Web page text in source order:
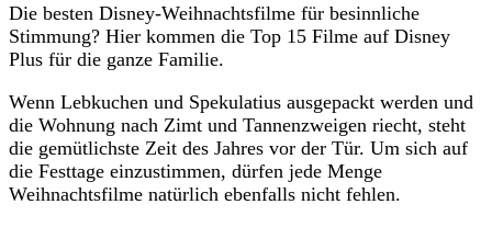
Die besten Disney-Weihnachtsfilme für besinnliche
Stimmung? Hier kommen die Top 15 Filme auf Disney
Plus für die ganze Familie.
Wenn Lebkuchen und Spekulatius ausgepackt werden und
die Wohnung nach Zimt und Tannenzweigen riecht, steht
die gemütlichste Zeit des Jahres vor der Tür. Um sich auf
die Festtage einzustimmen, dürfen jede Menge
Weihnachtsfilme natürlich ebenfalls nicht fehlen.